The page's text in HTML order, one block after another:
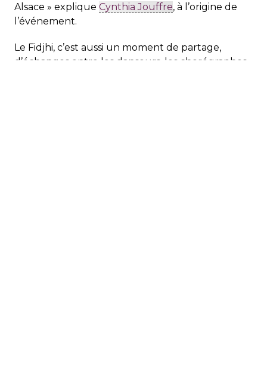
Alsace » explique Cynthia Jouffre, à l’origine de
l’événement.
Le Fidjhi, c’est aussi un moment de partage,
d’échanges entre les danseurs, les chorégraphes